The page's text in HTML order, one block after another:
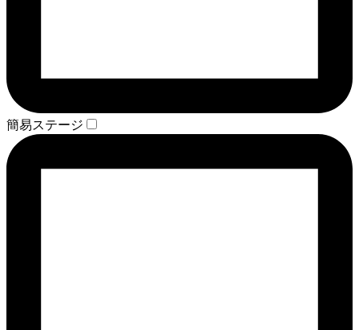
簡易ステージ